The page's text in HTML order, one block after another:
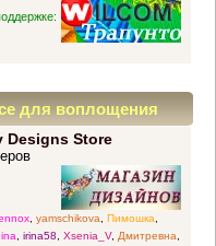
для воплощения
Designs Store
, yamschikova, Пимошка,
, irina58, Xsenia_V, Дмитревна,